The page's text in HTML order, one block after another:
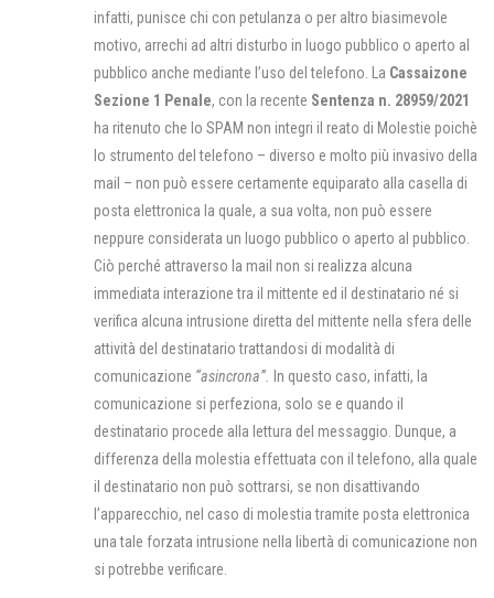
infatti, punisce chi con petulanza o per altro biasimevole
motivo, arrechi ad altri disturbo in luogo pubblico o aperto al
pubblico anche mediante l’uso del telefono. La Cassaizone
Sezione 1 Penale, con la recente Sentenza n. 28959/2021
ha ritenuto che lo SPAM non integri il reato di Molestie poichè
lo strumento del telefono – diverso e molto più invasivo della
mail – non può essere certamente equiparato alla casella di
posta elettronica la quale, a sua volta, non può essere
neppure considerata un luogo pubblico o aperto al pubblico.
Ciò perché attraverso la mail non si realizza alcuna
immediata interazione tra il mittente ed il destinatario né si
verifica alcuna intrusione diretta del mittente nella sfera delle
attività del destinatario trattandosi di modalità di
comunicazione “asincrona”.
In questo caso, infatti, la
comunicazione si perfeziona, solo se e quando il
destinatario procede alla lettura del messaggio. Dunque, a
differenza della molestia effettuata con il telefono, alla quale
il destinatario non può sottrarsi, se non disattivando
l’apparecchio, nel caso di molestia tramite posta elettronica
una tale forzata intrusione nella libertà di comunicazione non
si potrebbe verificare.